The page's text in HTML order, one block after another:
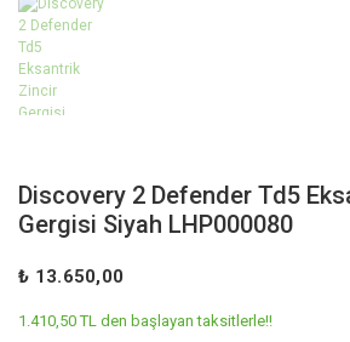
Discovery 2 Defender Td5
Gergisi Siyah LHP000080
₺ 13.650,00
1.410,50 TL den başlayan taksitlerle!!